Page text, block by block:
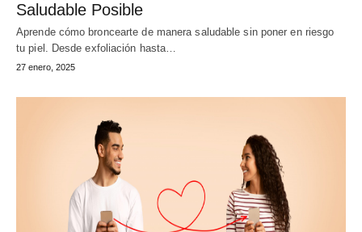
Saludable Posible
Aprende cómo broncearte de manera saludable sin poner en riesgo
tu piel. Desde exfoliación hasta…
27 enero, 2025